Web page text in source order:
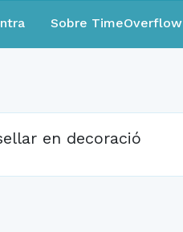
Sobre TimeOverflow
en decoració